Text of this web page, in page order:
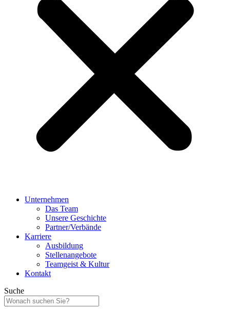
Unternehmen
Das Team
Unsere Geschichte
Partner/Verbände
Karriere
Ausbildung
Stellenangebote
Teamgeist & Kultur
Kontakt
Suche